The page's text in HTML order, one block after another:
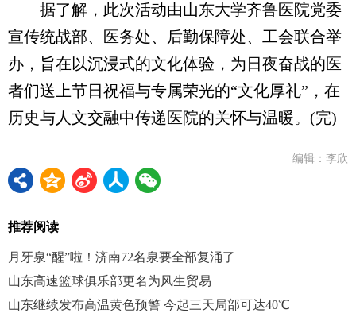
据了解，此次活动由山东大学齐鲁医院党委
宣传统战部、医务处、后勤保障处、工会联合举
办，旨在以沉浸式的文化体验，为日夜奋战的医
者们送上节日祝福与专属荣光的“文化厚礼”，在
历史与人文交融中传递医院的关怀与温暖。(完)
编辑：李欣
推荐阅读
月牙泉“醒”啦！济南72名泉要全部复涌了
山东高速篮球俱乐部更名为风生贸易
山东继续发布高温黄色预警 今起三天局部可达40℃